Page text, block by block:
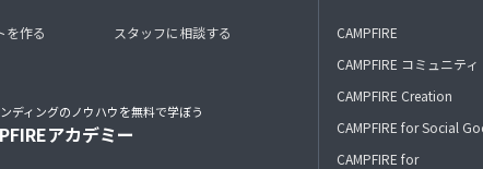
を作る
スタッフに相談する
ディングのノウハウを無料で学ぼう
アカデミー
CAMPFIRE
CAMPFIRE コミュニティ
CAMPFIRE Creation
CAMPFIRE for Social
CAMPFIRE for